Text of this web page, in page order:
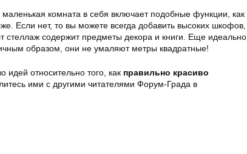
комната в себя включает подобные функции, как
Если нет, то вы можете всегда добавить высоких шкофов,
стеллаж содержит предметы декора и книги. Еще идеально,
образом, они не умаляют метры квадратные!
идей относительно того, как правильно красиво
ими с другими читателями Форум-Града в